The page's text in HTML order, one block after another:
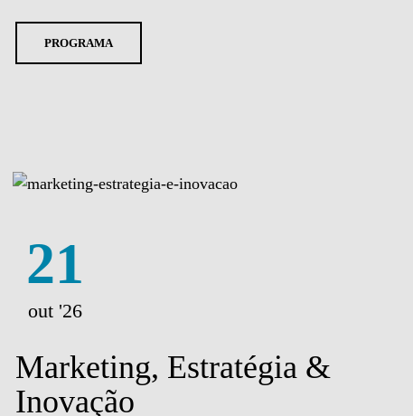
PROGRAMA
21
out '26
Marketing, Estratégia &
Inovação